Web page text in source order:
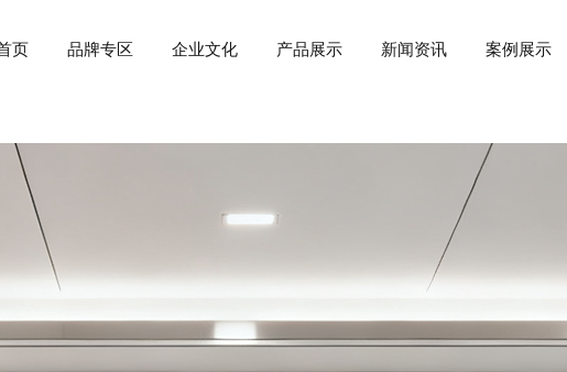
页 品牌专区 企业文化 产品展示 新闻资讯 案例展示